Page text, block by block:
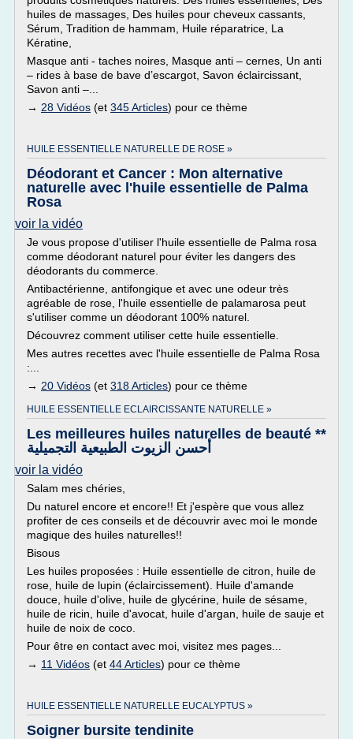
huiles de massages, Des huiles pour cheveux cassants,
Sérum, Tradition de hammam, Huile réparatrice, La
Kératine,
Masque anti - taches noires, Masque anti – cernes, Un anti
– rides à base de bave d’escargot, Savon éclaircissant,
Savon anti –...
→ 28 Vidéos (et 345 Articles) pour ce thème
HUILE ESSENTIELLE NATURELLE DE ROSE »
Déodorant et Cancer : Mon alternative
naturelle avec l'huile essentielle de Palma
Rosa
voir la vidéo
Je vous propose d'utiliser l'huile essentielle de Palma rosa
comme déodorant naturel pour éviter les dangers des
déodorants du commerce.
Antibactérienne, antifongique et avec une odeur très
agréable de rose, l'huile essentielle de palamarosa peut
s'utiliser comme un déodorant 100% naturel.
Découvrez comment utiliser cette huile essentielle.
Mes autres recettes avec l'huile essentielle de Palma Rosa
:...
→ 20 Vidéos (et 318 Articles) pour ce thème
HUILE ESSENTIELLE ECLAIRCISSANTE NATURELLE »
Les meilleures huiles naturelles de beauté **
أحسن الزيوت الطبيعية التجميلية
voir la vidéo
Salam mes chéries,
Du naturel encore et encore!! Et j'espère que vous allez
profiter de ces conseils et de découvrir avec moi le monde
magique des huiles naturelles!!
Bisous
Les huiles proposées : Huile essentielle de citron, huile de
rose, huile de lupin (éclaircissement). Huile d'amande
douce, huile d'olive, huile de glycérine, huile de sésame,
huile de ricin, huile d'avocat, huile d'argan, huile de sauje et
huile de noix de coco.
Pour être en contact avec moi, visitez mes pages...
→ 11 Vidéos (et 44 Articles) pour ce thème
HUILE ESSENTIELLE NATURELLE EUCALYPTUS »
Soigner bursite tendinite